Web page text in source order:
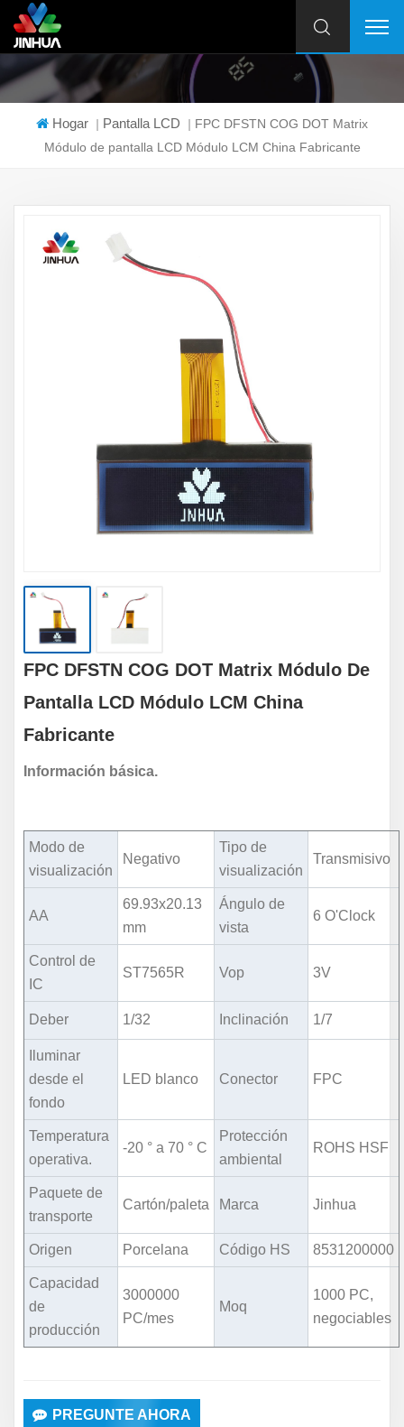
Hogar | Pantalla LCD | FPC DFSTN COG DOT Matrix
Módulo de pantalla LCD Módulo LCM China Fabricante
FPC DFSTN COG DOT Matrix Módulo De
Pantalla LCD Módulo LCM China
Fabricante
Información básica.
Modo de
visualización
Negativo
Tipo de
visualización
Transmisivo
AA
69.93x20.13
mm
Ángulo de
vista
6 O'Clock
Control de
IC
ST7565R Vop 3V
Deber 1/32 Inclinación 1/7
Iluminar
desde el
fondo
LED blanco Conector FPC
Temperatura
operativa.
-20 ° a 70 ° C
Protección
ambiental
ROHS HSF
Paquete de
transporte
Cartón/paleta Marca Jinhua
Origen Porcelana Código HS 8531200000
Capacidad
de
producción
3000000
PC/mes
Moq
1000 PC,
negociables
PREGUNTE AHORA